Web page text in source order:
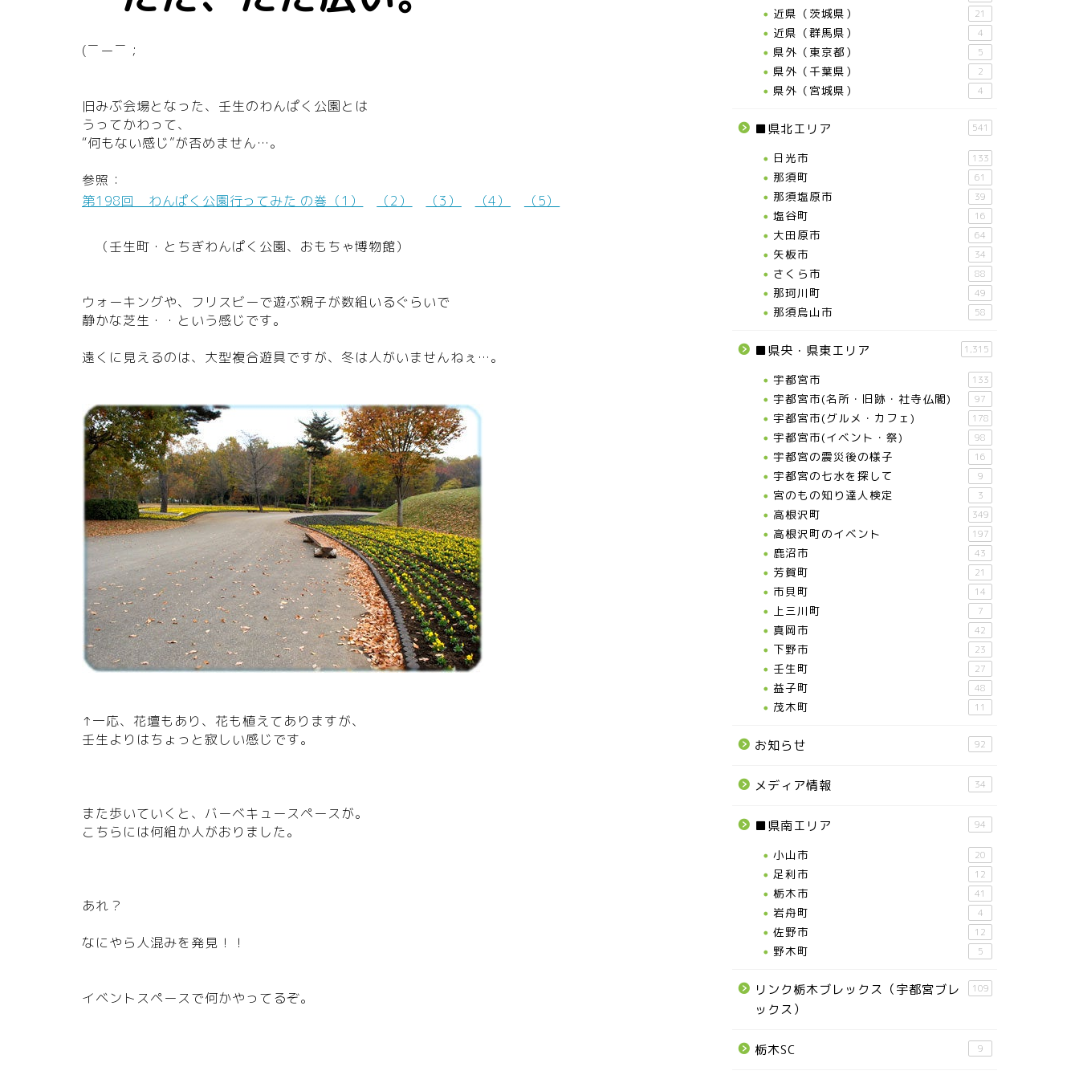
(￣ー￣；
旧みぶ会場となった、壬生のわんぱく公園とは
うってかわって、
“何もない感じ”が否めません…。
参照：
第198回 わんぱく公園行ってみた の巻 （1） （2） （3） （4） （5）
（壬生町・とちぎわんぱく公園、おもちゃ博物館）
ウォーキングや、フリスビーで遊ぶ親子が数組いるぐらいで
静かな芝生・・という感じです。
遠くに見えるのは、大型複合遊具ですが、冬は人がいませんねぇ…。
↑一応、花壇もあり、花も植えてありますが、
壬生よりはちょっと寂しい感じです。
また歩いていくと、バーベキュースペースが。
こちらには何組か人がおりました。
あれ？
なにやら人混みを発見！！
イベントスペースで何かやってるぞ。
近県（茨城県） 21
近県（群馬県） 4
県外（東京都） 5
県外（千葉県） 2
県外（宮城県） 4
■県北エリア 541
日光市 133
那須町 61
那須塩原市 39
塩谷町 16
大田原市 64
矢板市 34
さくら市 88
那珂川町 49
那須烏山市 58
■県央・県東エリア 1,315
宇都宮市 133
宇都宮市(名所・旧跡・社寺仏閣) 97
宇都宮市(グルメ・カフェ) 178
宇都宮市(イベント・祭) 98
宇都宮の震災後の様子 16
宇都宮の七水を探して 9
宮のもの知り達人検定 3
高根沢町 349
高根沢町のイベント 197
鹿沼市 43
芳賀町 21
市貝町 14
上三川町 7
真岡市 42
下野市 23
壬生町 27
益子町 48
茂木町 11
お知らせ 92
メディア情報 34
■県南エリア 94
小山市 20
足利市 12
栃木市 41
岩舟町 4
佐野市 12
野木町 5
リンク栃木ブレックス（宇都宮ブレ
ックス）
109
栃木SC 9